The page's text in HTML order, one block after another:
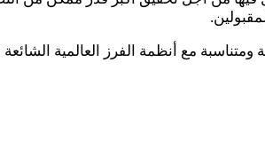
ومتناسبة مع أنظمة الفرز العالمية